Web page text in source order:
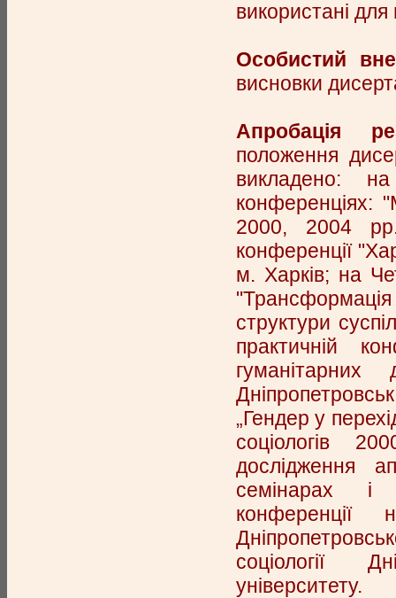
використані
Особистий
висновки
Апробація
положення
викладено:
конференціях:
2000, 2004
конференції
м. Харків; на
структури
практичній
„Гендер у
соціологів
дослідження
семінарах і
конференції
соціології
університету.